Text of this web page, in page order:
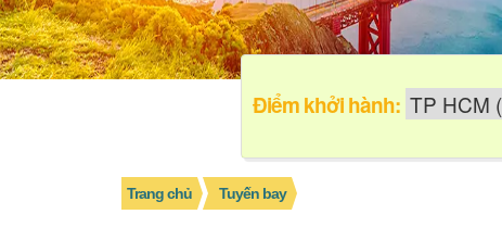
Điểm khởi hành:
Trang chủ Tuyến bay